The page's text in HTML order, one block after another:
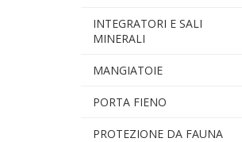
INTEGRATORI E SALI
MINERALI
MANGIATOIE
PORTA FIENO
PROTEZIONE DA FAUNA